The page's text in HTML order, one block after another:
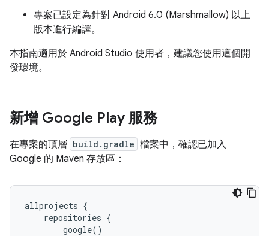
專案已設定為針對 Android 6.0 (Marshmallow) 以上
版本進行編譯。
本指南適用於 Android Studio 使用者，建議您使用這個開
發環境。
新增 Google Play 服務
在專案的頂層 build.gradle 檔案中，確認已加入
Google 的 Maven 存放區：
allprojects {
repositories {
google()